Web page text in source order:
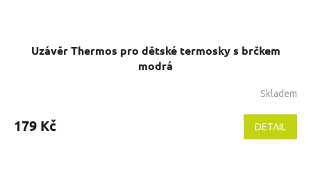
Uzávěr Thermos pro dětské termosky s brčkem
modrá
Skladem
179 Kč DETAIL